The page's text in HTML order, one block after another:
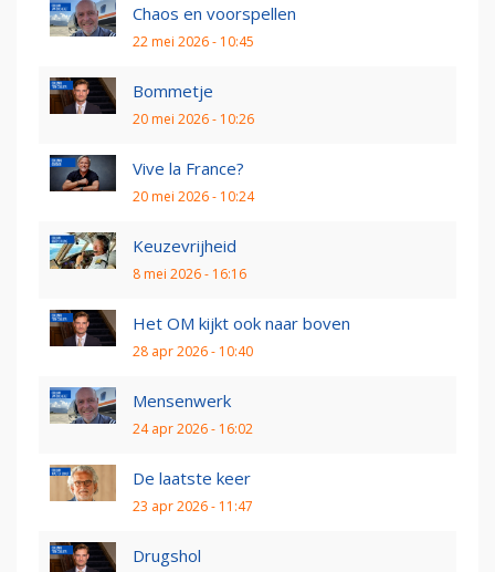
Chaos en voorspellen
22 mei 2026 - 10:45
Bommetje
20 mei 2026 - 10:26
Vive la France?
20 mei 2026 - 10:24
Keuzevrijheid
8 mei 2026 - 16:16
Het OM kijkt ook naar boven
28 apr 2026 - 10:40
Mensenwerk
24 apr 2026 - 16:02
De laatste keer
23 apr 2026 - 11:47
Drugshol